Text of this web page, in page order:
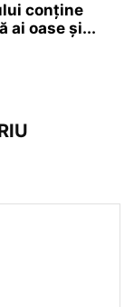
conține
ai oase și...